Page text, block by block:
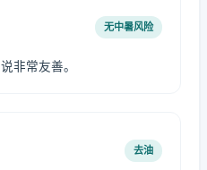
无中暑风险
非常友善。
去油